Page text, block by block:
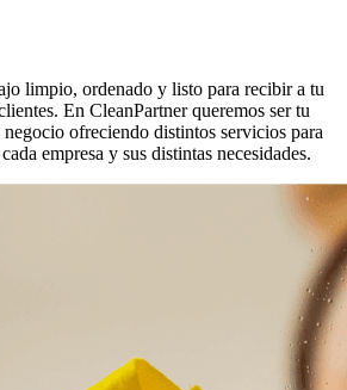
limpio, ordenado y listo para recibir a tu
En CleanPartner queremos ser tu
ofreciendo distintos servicios para
empresa y sus distintas necesidades.